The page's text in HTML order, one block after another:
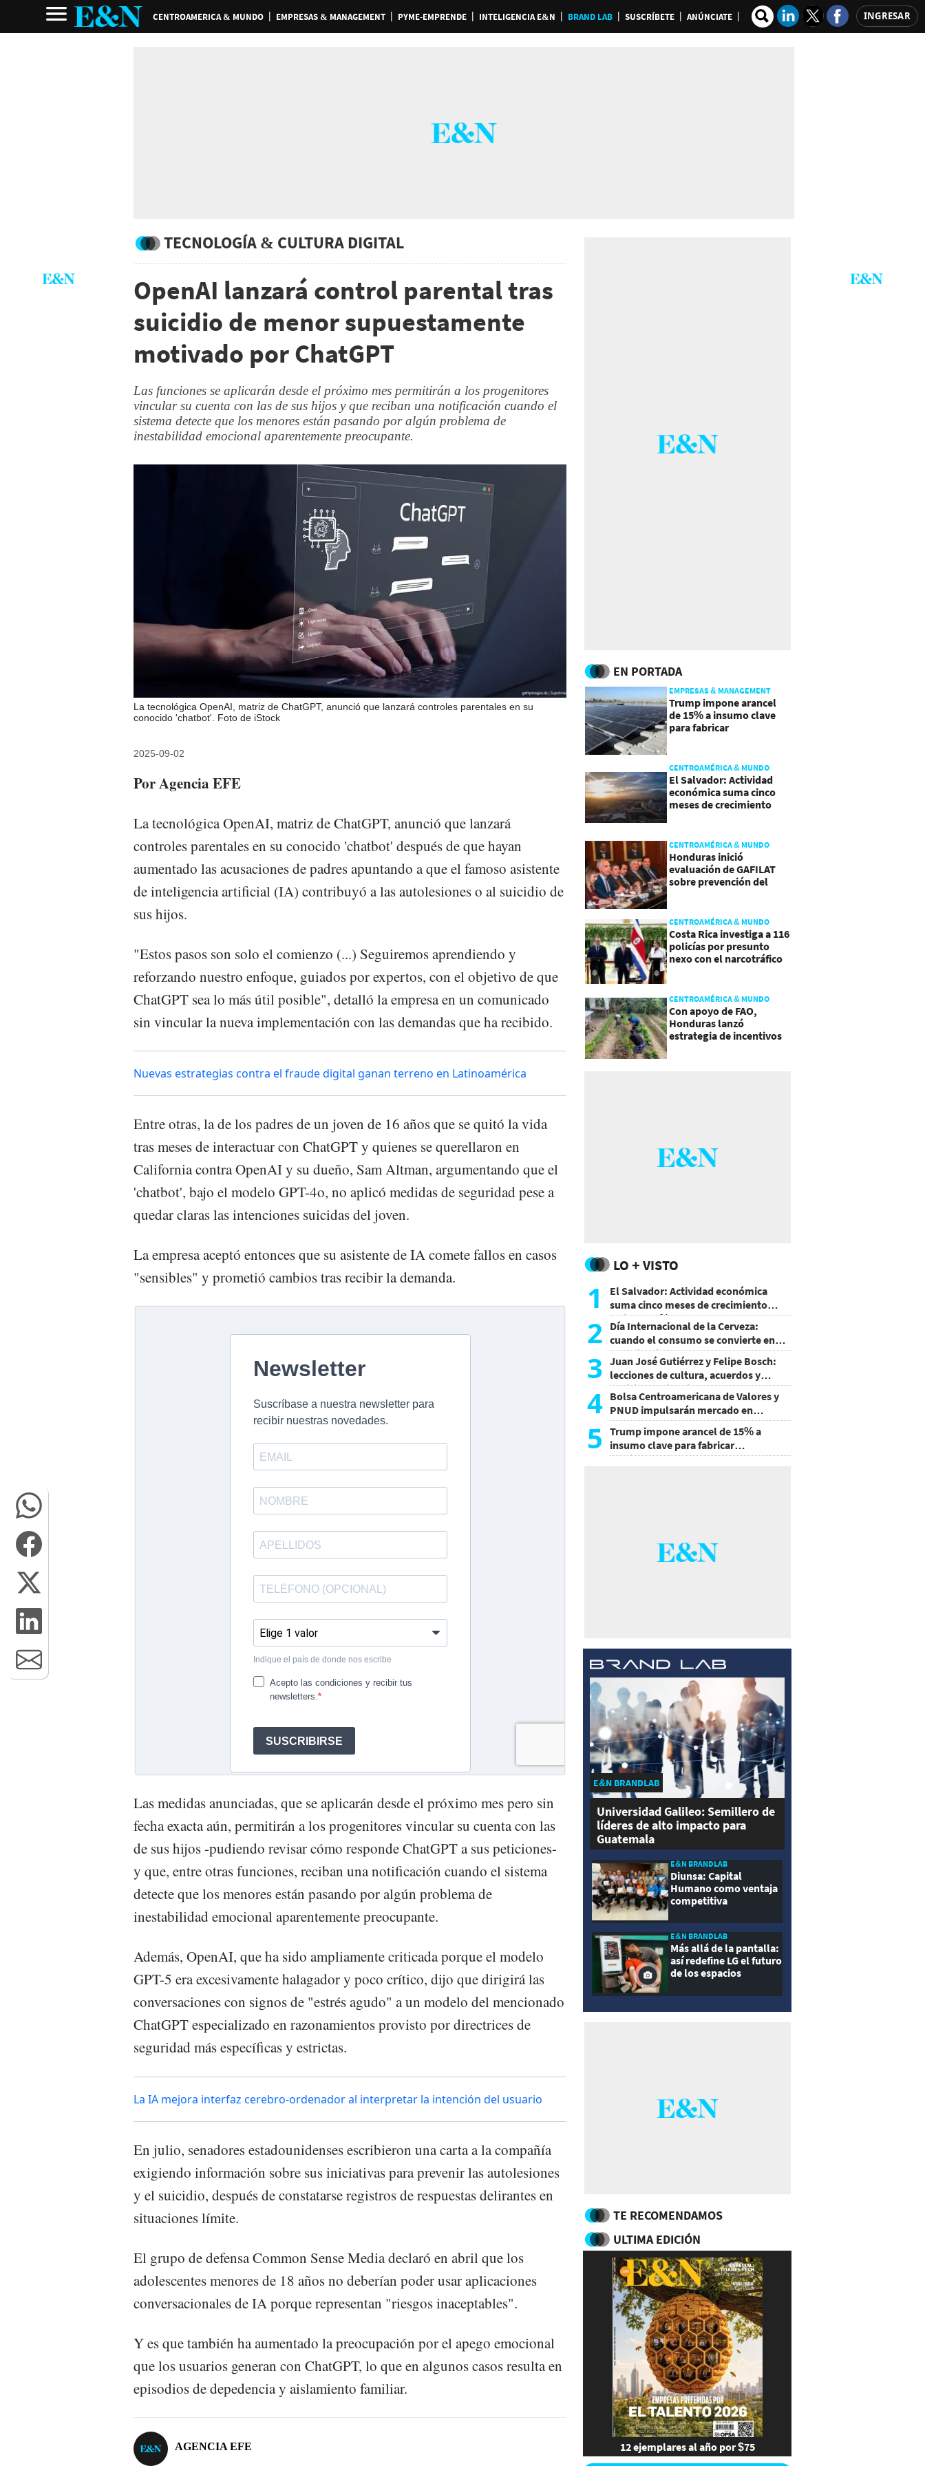
CENTROAMERICA & MUNDO EMPRESAS & MANAGEMENT PYME-EMPRENDE INTELIGENCIA E&N BRAND LAB SUSCRÍBETE ANÚNCIATE INGRESAR
TECNOLOGÍA & CULTURA DIGITAL
OpenAI lanzará control parental tras
suicidio de menor supuestamente
motivado por ChatGPT
Las funciones se aplicarán desde el próximo mes permitirán a los progenitores
vincular su cuenta con las de sus hijos y que reciban una notificación cuando el
sistema detecte que los menores están pasando por algún problema de
inestabilidad emocional aparentemente preocupante.
La tecnológica OpenAI, matriz de ChatGPT, anunció que lanzará controles parentales en su
conocido 'chatbot'. Foto de iStock
2025-09-02
Por Agencia EFE
La tecnológica OpenAI, matriz de ChatGPT, anunció que lanzará
controles parentales en su conocido 'chatbot' después de que hayan
aumentado las acusaciones de padres apuntando a que el famoso asistente
de inteligencia artificial (IA) contribuyó a las autolesiones o al suicidio de
sus hijos.
"Estos pasos son solo el comienzo (...) Seguiremos aprendiendo y
reforzando nuestro enfoque, guiados por expertos, con el objetivo de que
ChatGPT sea lo más útil posible", detalló la empresa en un comunicado
sin vincular la nueva implementación con las demandas que ha recibido.
Nuevas estrategias contra el fraude digital ganan terreno en Latinoamérica
Entre otras, la de los padres de un joven de 16 años que se quitó la vida
tras meses de interactuar con ChatGPT y quienes se querellaron en
California contra OpenAI y su dueño, Sam Altman, argumentando que el
'chatbot', bajo el modelo GPT-4o, no aplicó medidas de seguridad pese a
quedar claras las intenciones suicidas del joven.
La empresa aceptó entonces que su asistente de IA comete fallos en casos
"sensibles" y prometió cambios tras recibir la demanda.
Las medidas anunciadas, que se aplicarán desde el próximo mes pero sin
fecha exacta aún, permitirán a los progenitores vincular su cuenta con las
de sus hijos -pudiendo revisar cómo responde ChatGPT a sus peticiones-
y que, entre otras funciones, reciban una notificación cuando el sistema
detecte que los menores están pasando por algún problema de
inestabilidad emocional aparentemente preocupante.
Además, OpenAI, que ha sido ampliamente criticada porque el modelo
GPT-5 era excesivamente halagador y poco crítico, dijo que dirigirá las
conversaciones con signos de "estrés agudo" a un modelo del mencionado
ChatGPT especializado en razonamientos provisto por directrices de
seguridad más específicas y estrictas.
La IA mejora interfaz cerebro-ordenador al interpretar la intención del usuario
En julio, senadores estadounidenses escribieron una carta a la compañía
exigiendo información sobre sus iniciativas para prevenir las autolesiones
y el suicidio, después de constatarse registros de respuestas delirantes en
situaciones límite.
El grupo de defensa Common Sense Media declaró en abril que los
adolescentes menores de 18 años no deberían poder usar aplicaciones
conversacionales de IA porque representan "riesgos inaceptables".
Y es que también ha aumentado la preocupación por el apego emocional
que los usuarios generan con ChatGPT, lo que en algunos casos resulta en
episodios de depedencia y aislamiento familiar.
AGENCIA EFE
EN PORTADA
EMPRESAS & MANAGEMENT
Trump impone arancel
de 15% a insumo clave
para fabricar
CENTROAMÉRICA & MUNDO
El Salvador: Actividad
económica suma cinco
meses de crecimiento
CENTROAMÉRICA & MUNDO
Honduras inició
evaluación de GAFILAT
sobre prevención del
CENTROAMÉRICA & MUNDO
Costa Rica investiga a 116
policías por presunto
nexo con el narcotráfico
CENTROAMÉRICA & MUNDO
Con apoyo de FAO,
Honduras lanzó
estrategia de incentivos
LO + VISTO
1
El Salvador: Actividad económica
suma cinco meses de crecimiento
arriba de 4%
2 Día Internacional de la Cerveza:
cuando el consumo se convierte en
experiencia
3 Juan José Gutiérrez y Felipe Bosch:
lecciones de cultura, acuerdos y
decisiones sin miedo
4 Bolsa Centroamericana de Valores y
PNUD impulsarán mercado en
Honduras
5
Trump impone arancel de 15% a
insumo clave para fabricar
semiconductores y paneles
E&N BRANDLAB
Universidad Galileo: Semillero de
líderes de alto impacto para
Guatemala
E&N BRANDLAB
Diunsa: Capital
Humano como ventaja
competitiva
E&N BRANDLAB
Más allá de la pantalla:
así redefine LG el futuro
de los espacios
TE RECOMENDAMOS
ULTIMA EDICIÓN
12 ejemplares al año por $75